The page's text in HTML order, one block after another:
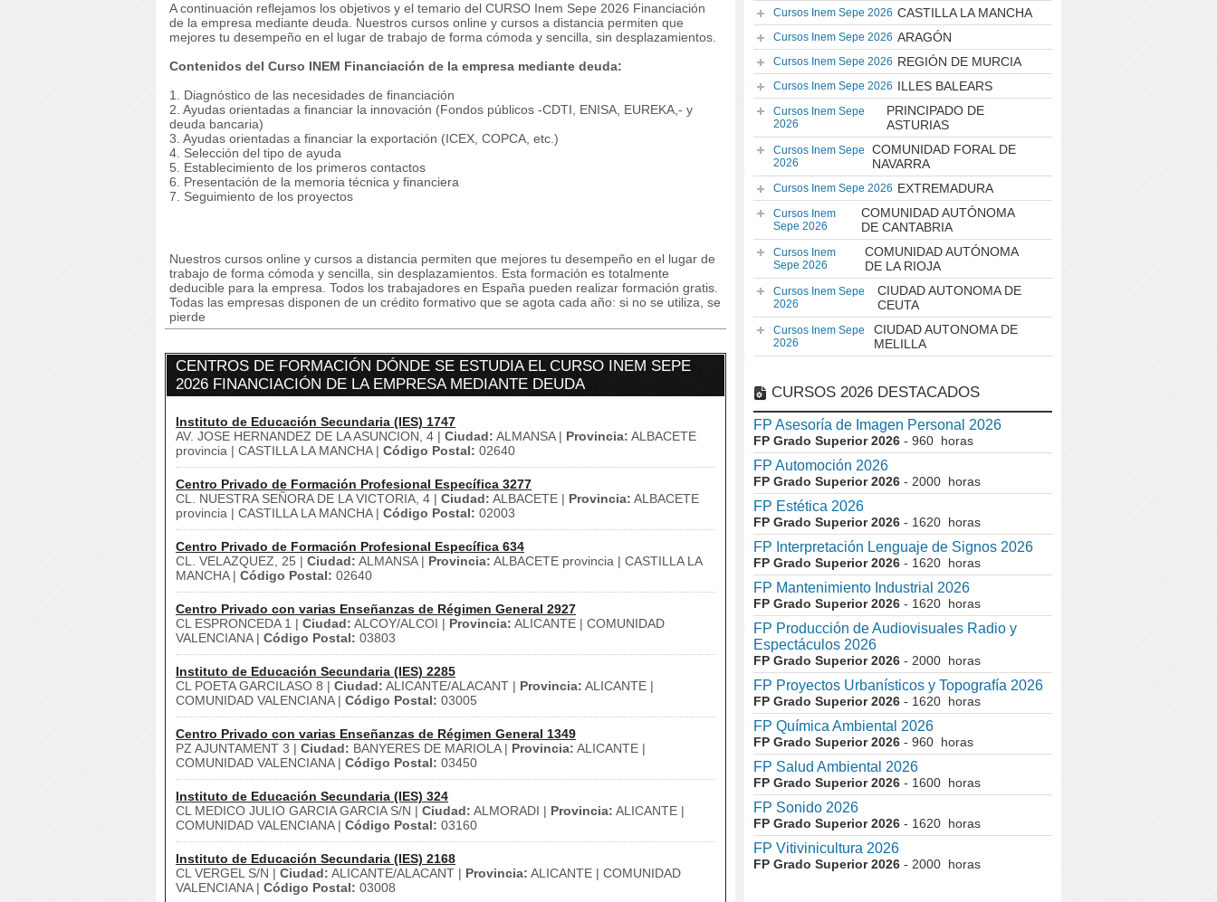
A continuación reflejamos los objetivos y el temario del CURSO Inem Sepe 2026 Financiación
de la empresa mediante deuda. Nuestros cursos online y cursos a distancia permiten que
mejores tu desempeño en el lugar de trabajo de forma cómoda y sencilla, sin desplazamientos.
Contenidos del Curso INEM Financiación de la empresa mediante deuda:
1. Diagnóstico de las necesidades de financiación
2. Ayudas orientadas a financiar la innovación (Fondos públicos -CDTI, ENISA, EUREKA,- y
deuda bancaria)
3. Ayudas orientadas a financiar la exportación (ICEX, COPCA, etc.)
4. Selección del tipo de ayuda
5. Establecimiento de los primeros contactos
6. Presentación de la memoria técnica y financiera
7. Seguimiento de los proyectos
Nuestros cursos online y cursos a distancia permiten que mejores tu desempeño en el lugar de
trabajo de forma cómoda y sencilla, sin desplazamientos. Esta formación es totalmente
deducible para la empresa. Todos los trabajadores en España pueden realizar formación gratis.
Todas las empresas disponen de un crédito formativo que se agota cada año: si no se utiliza, se
pierde
CENTROS DE FORMACIÓN DÓNDE SE ESTUDIA EL CURSO INEM SEPE
2026 FINANCIACIÓN DE LA EMPRESA MEDIANTE DEUDA
Instituto de Educación Secundaria (IES) 1747
AV. JOSE HERNANDEZ DE LA ASUNCION, 4 | Ciudad: ALMANSA | Provincia: ALBACETE
provincia | CASTILLA LA MANCHA | Código Postal: 02640
Centro Privado de Formación Profesional Específica 3277
CL. NUESTRA SEÑORA DE LA VICTORIA, 4 | Ciudad: ALBACETE | Provincia: ALBACETE
provincia | CASTILLA LA MANCHA | Código Postal: 02003
Centro Privado de Formación Profesional Específica 634
CL. VELAZQUEZ, 25 | Ciudad: ALMANSA | Provincia: ALBACETE provincia | CASTILLA LA
MANCHA | Código Postal: 02640
Centro Privado con varias Enseñanzas de Régimen General 2927
CL ESPRONCEDA 1 | Ciudad: ALCOY/ALCOI | Provincia: ALICANTE | COMUNIDAD
VALENCIANA | Código Postal: 03803
Instituto de Educación Secundaria (IES) 2285
CL POETA GARCILASO 8 | Ciudad: ALICANTE/ALACANT | Provincia: ALICANTE |
COMUNIDAD VALENCIANA | Código Postal: 03005
Centro Privado con varias Enseñanzas de Régimen General 1349
PZ AJUNTAMENT 3 | Ciudad: BANYERES DE MARIOLA | Provincia: ALICANTE |
COMUNIDAD VALENCIANA | Código Postal: 03450
Instituto de Educación Secundaria (IES) 324
CL MEDICO JULIO GARCIA GARCIA S/N | Ciudad: ALMORADI | Provincia: ALICANTE |
COMUNIDAD VALENCIANA | Código Postal: 03160
Instituto de Educación Secundaria (IES) 2168
CL VERGEL S/N | Ciudad: ALICANTE/ALACANT | Provincia: ALICANTE | COMUNIDAD
VALENCIANA | Código Postal: 03008
Cursos Inem Sepe 2026 CASTILLA LA MANCHA
Cursos Inem Sepe 2026 ARAGÓN
Cursos Inem Sepe 2026 REGIÓN DE MURCIA
Cursos Inem Sepe 2026 ILLES BALEARS
Cursos Inem Sepe
2026
PRINCIPADO DE
ASTURIAS
Cursos Inem Sepe
2026
COMUNIDAD FORAL DE
NAVARRA
Cursos Inem Sepe 2026 EXTREMADURA
Cursos Inem
Sepe 2026
COMUNIDAD AUTÓNOMA
DE CANTABRIA
Cursos Inem
Sepe 2026
COMUNIDAD AUTÓNOMA
DE LA RIOJA
Cursos Inem Sepe
2026
CIUDAD AUTONOMA DE
CEUTA
Cursos Inem Sepe
2026
CIUDAD AUTONOMA DE
MELILLA
CURSOS 2026 DESTACADOS
FP Asesoría de Imagen Personal 2026
FP Grado Superior 2026 - 960 horas
FP Automoción 2026
FP Grado Superior 2026 - 2000 horas
FP Estética 2026
FP Grado Superior 2026 - 1620 horas
FP Interpretación Lenguaje de Signos 2026
FP Grado Superior 2026 - 1620 horas
FP Mantenimiento Industrial 2026
FP Grado Superior 2026 - 1620 horas
FP Producción de Audiovisuales Radio y
Espectáculos 2026
FP Grado Superior 2026 - 2000 horas
FP Proyectos Urbanísticos y Topografía 2026
FP Grado Superior 2026 - 1620 horas
FP Química Ambiental 2026
FP Grado Superior 2026 - 960 horas
FP Salud Ambiental 2026
FP Grado Superior 2026 - 1600 horas
FP Sonido 2026
FP Grado Superior 2026 - 1620 horas
FP Vitivinicultura 2026
FP Grado Superior 2026 - 2000 horas